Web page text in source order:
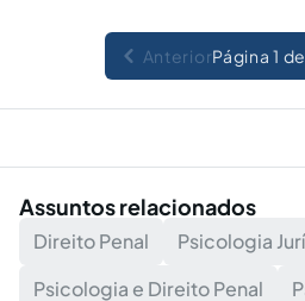
AnteriorPágina 1
Assuntos relacionados
Direito Penal
Psicologia
Psicologia e Direito Penal